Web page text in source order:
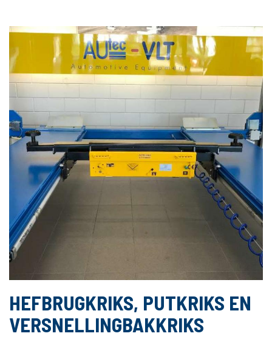
HEFBRUGKRIKS, PUTKRIKS EN
VERSNELLINGBAKKRIKS